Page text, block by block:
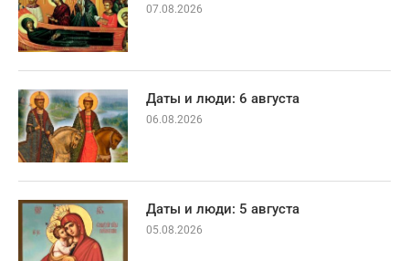
07.08.2026
Даты и люди: 6 августа
06.08.2026
Даты и люди: 5 августа
05.08.2026